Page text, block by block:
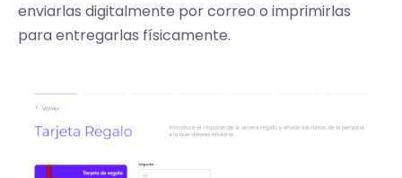
enviarlas digitalmente por correo o imprimirlas
para entregarlas físicamente.